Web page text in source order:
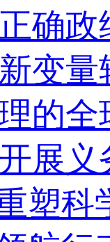
确
变
的
展义
塑